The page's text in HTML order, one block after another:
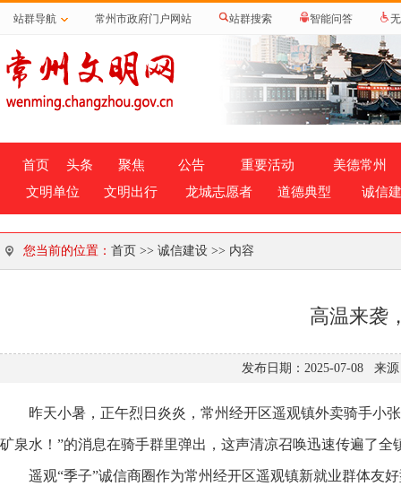
站群导航 常州市政府门户网站 站群搜索 智能问答
首页 头条 聚焦 公告 重要活动
美德常州
文明单位
文明出行 龙城志愿者 道德典型 诚信
您当前的位置： 首页 >> 诚信建设 >> 内容
高温来袭
发布日期：2025-07-08 来
昨天小暑，正午烈日炎炎，常州经开区遥观镇外卖骑手小
矿泉水！”的消息在骑手群里弹出，这声清凉召唤迅速传遍了全
遥观“季子”诚信商圈作为常州经开区遥观镇新就业群体友